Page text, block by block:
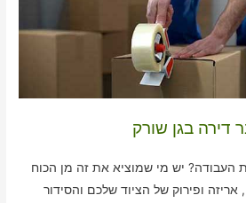
דירה בגן שורק
העבודה? יש מי שמוציא את זה מן הכוח
אריזה ופירוק של הציוד שלכם והסידור